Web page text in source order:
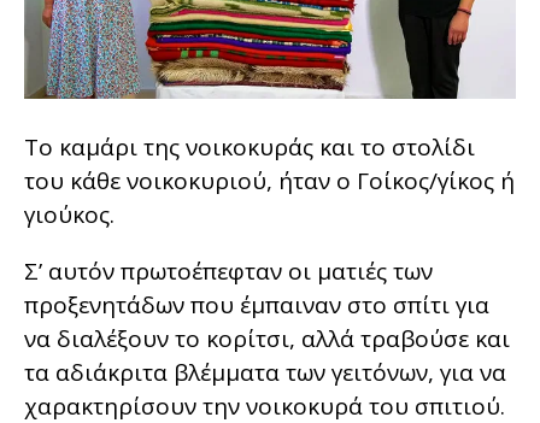
Το καμάρι της νοικοκυράς και το στολίδι
του κάθε νοικοκυριού, ήταν ο Γοίκος/γίκος ή
γιούκος.
Σ’ αυτόν πρωτοέπεφταν οι ματιές των
προξενητάδων που έμπαιναν στο σπίτι για
να διαλέξουν το κορίτσι, αλλά τραβούσε και
τα αδιάκριτα βλέμματα των γειτόνων, για να
χαρακτηρίσουν την νοικοκυρά του σπιτιού.